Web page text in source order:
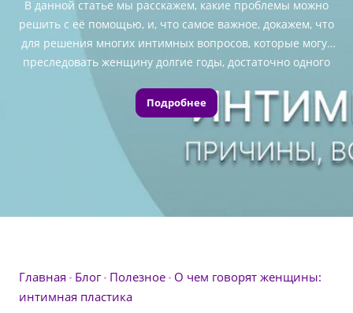
В данной статье мы расскажем, какие проблемы можно
решить с её помощью, и, что самое важное, докажем, что
для решения многих интимных вопросов, которые могут
преследовать женщину долгие годы, достаточно одного
Подробнее
Главная Блог Полезное О чем говорят женщины:
интимная пластика